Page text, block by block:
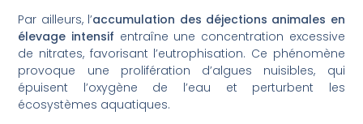
Par ailleurs, l’accumulation des déjections animales en
élevage intensif entraîne une concentration excessive
de nitrates, favorisant l’eutrophisation. Ce phénomène
provoque une prolifération d’algues nuisibles, qui
épuisent l’oxygène de l’eau et perturbent les
écosystèmes aquatiques.